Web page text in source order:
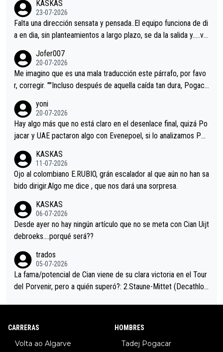
KASKAS
23-07-2026
Falta una dirección sensata y pensada..El equipo funciona de di
a en dia, sin planteamientos a largo plazo, se da la salida y…..ve
Minguez, Velez etc etc.Me da pena vivir estos momentos tan
tristes sin victorias.
Jofer007
20-07-2026
Me imagino que es una mala traducción este párrafo, por favo
r, corregir. ""Incluso después de aquella caída tan dura, Pogaca
permaneció pegado a su rueda. Parecía increíble la forma en l
a que era capaz de controlar el miedo", recordó."
yoni
20-07-2026
Hay algo más que no está claro en el desenlace final, quizá Po
jacar y UAE pactaron algo con Evenepoel, si lo analizamos Poj
i sin pedalear, luego está el saludo con Evenepoel dándose la
mano de una manera muy fraternal, más allá de los típicos toqu
es en el hombro con que saludaba a Vingegard. Ahí hubo una in
eta, a ver si por querer poner a Del Toro con calzador en posi
ción de podio UAE y Pojacar se van complicar el tour.
KASKAS
11-07-2026
Ojo al colombiano E.RUBIO, grán escalador al que aún no han sa
bido dirigir.Algo me dice , que nos dará una sorpresa.
KASKAS
06-07-2026
Desde ayer no hay ningún artículo que no se meta con Cian Uijt
debroeks….porqué será??
trados
05-07-2026
La fama/potencial de Cian viene de su clara victoria en el Tour
del Porvenir, pero a quién superó?: 2.Staune-Mittet (Decathlon,
CARRERAS
Volta ao Algarve
HOMBRES
Tadej Pogacar